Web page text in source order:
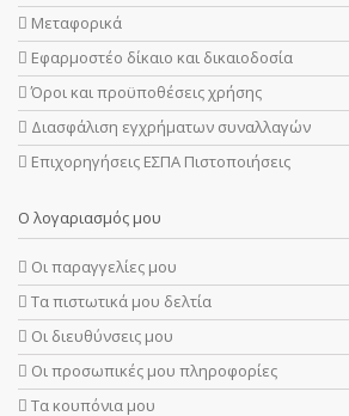
Μεταφορικά
Εφαρμοστέο δίκαιο και δικαιοδοσία
Όροι και προϋποθέσεις χρήσης
Διασφάλιση εγχρήματων συναλλαγών
Επιχορηγήσεις ΕΣΠΑ Πιστοποιήσεις
Ο λογαριασμός μου
Οι παραγγελίες μου
Τα πιστωτικά μου δελτία
Οι διευθύνσεις μου
Οι προσωπικές μου πληροφορίες
Τα κουπόνια μου